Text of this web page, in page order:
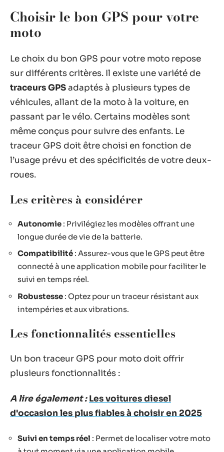
Choisir le bon GPS pour votre
moto
Le choix du bon GPS pour votre moto repose
sur différents critères. Il existe une variété de
traceurs GPSadaptés à plusieurs types de
véhicules, allant de la moto à la voiture, en
passant par le vélo. Certains modèles sont
même conçus pour suivre des enfants. Le
traceur GPS doit être choisi en fonction de
l’usage prévu et des spécificités de votre deux-
roues.
Les critères à considérer
Autonomie : Privilégiez les modèles offrant une
longue durée de vie de la batterie.
Compatibilité : Assurez-vous que le GPS peut être
connecté à une application mobile pour faciliter le
suivi en temps réel.
Robustesse : Optez pour un traceur résistant aux
intempéries et aux vibrations.
Les fonctionnalités essentielles
Un bon traceur GPS pour moto doit offrir
plusieurs fonctionnalités :
A lire également : Les voitures diesel
d'occasion les plus fiables à choisir en 2025
Suivi en temps réel : Permet de localiser votre moto